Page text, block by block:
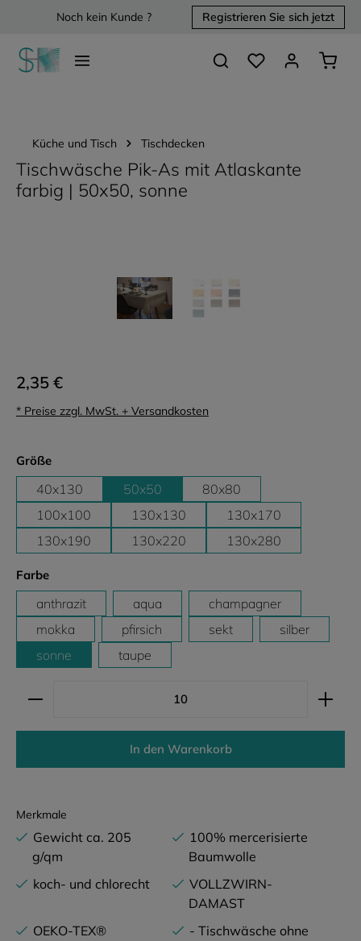
springenNoch kein Kunde ? Registrieren Sie sich jetzt
Du hast 0 Produkte
Küche und Tisch Tischdecken
Tischwäsche Pik-As mit Atlaskante
farbig | 50x50, sonne
2,35 €
* Preise zzgl. MwSt. + Versandkosten
Größeauswählen
40x130 50x50
80x80
100x100
130x130
130x170
130x190
130x220 130x280
Farbeauswählen
anthrazit aqua
champagner
mokka
pfirsich sekt
silber
sonne
taupe
Produkt Anzahl: Gib den gewünschten Wert ein
In den Warenkorb
Merkmale
Gewicht ca. 205
g/qm
100% mercerisierte
Baumwolle
koch- und chlorecht
VOLLZWIRN-
DAMAST
OEKO-TEX®
- Tischwäsche ohne